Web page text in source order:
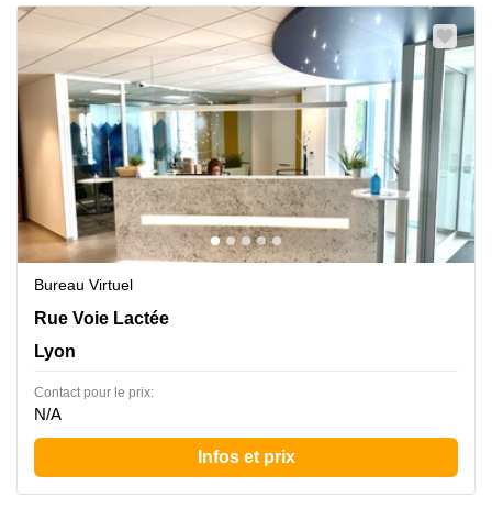
Bureau Virtuel
Rue Voie Lactée 11, Lyon
Rue Voie Lactée
Lyon
Contact pour le prix:
N/A
Infos et prix